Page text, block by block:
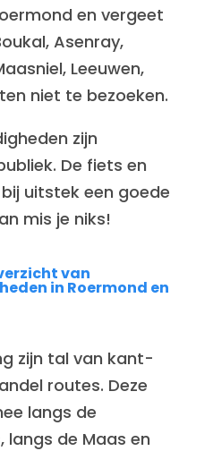
en vergeet
Asenray,
Leeuwen,
niet te bezoeken.
zijn
De fiets en
uitstek een goede
mis je niks!
van
in Roermond en
zijn tal van kant-
routes. Deze
langs de
langs de Maas en